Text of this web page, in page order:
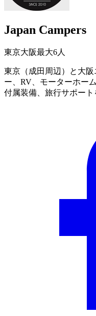
Japan Campers
東京大阪最大6人
東京（成田周辺）と大
ー、RV、モーターホー
付属装備、旅行サポート